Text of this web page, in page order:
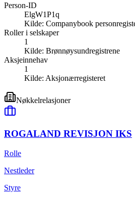
Person-ID
ElgW1P1q
Kilde: Companybook
Roller i selskaper
1
Kilde: Brønnøysundregistrene
Aksjeinnehav
1
Kilde: Aksjonærregisteret
Nøkkelrelasjoner
ROGALAND REVISJON IKS
Rolle
Nestleder
Styre